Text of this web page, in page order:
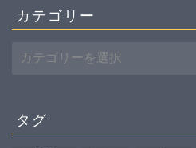
カテゴリー
タグ